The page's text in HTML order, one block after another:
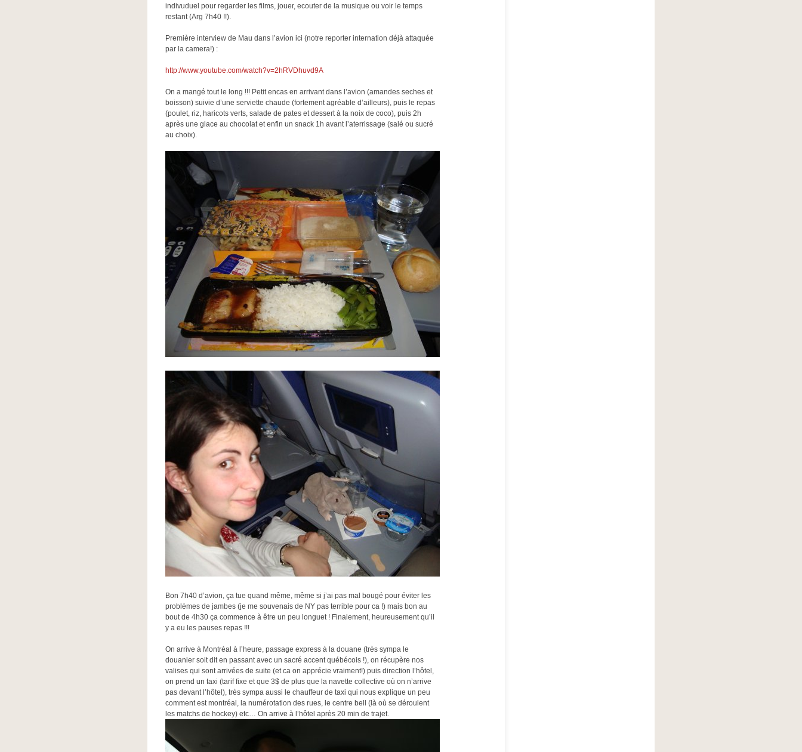
indivuduel pour regarder les films, jouer, ecouter de la musique ou voir le temps
restant (Arg 7h40 !!).
Première interview de Mau dans l’avion ici (notre reporter internation déjà attaquée
par la camera!) :
http://www.youtube.com/watch?v=2hRVDhuvd9A
On a mangé tout le long !!! Petit encas en arrivant dans l’avion (amandes seches et
boisson) suivie d’une serviette chaude (fortement agréable d’ailleurs), puis le repas
(poulet, riz, haricots verts, salade de pates et dessert à la noix de coco), puis 2h
après une glace au chocolat et enfin un snack 1h avant l’aterrissage (salé ou sucré
au choix).
Bon 7h40 d’avion, ça tue quand même, même si j’ai pas mal bougé pour éviter les
problèmes de jambes (je me souvenais de NY pas terrible pour ca !) mais bon au
bout de 4h30 ça commence à être un peu longuet ! Finalement, heureusement qu’il
y a eu les pauses repas !!!
On arrive à Montréal à l’heure, passage express à la douane (très sympa le
douanier soit dit en passant avec un sacré accent québécois !), on récupère nos
valises qui sont arrivées de suite (et ca on apprécie vraiment!) puis direction l’hôtel,
on prend un taxi (tarif fixe et que 3$ de plus que la navette collective où on n’arrive
pas devant l’hôtel), très sympa aussi le chauffeur de taxi qui nous explique un peu
comment est montréal, la numérotation des rues, le centre bell (là où se déroulent
les matchs de hockey) etc… On arrive à l’hôtel après 20 min de trajet.